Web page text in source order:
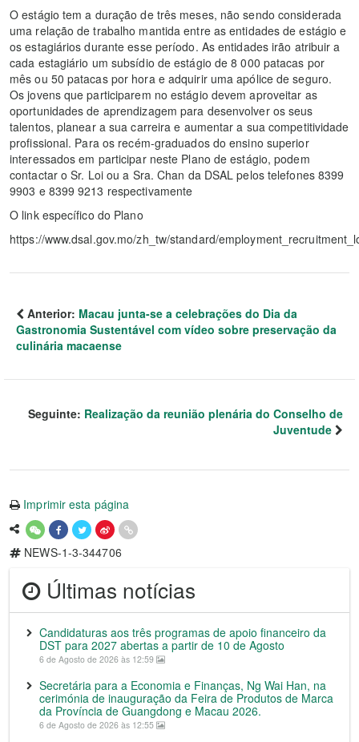
O estágio tem a duração de três meses, não sendo considerada
uma relação de trabalho mantida entre as entidades de estágio e
os estagiários durante esse período. As entidades irão atribuir a
cada estagiário um subsídio de estágio de 8 000 patacas por
mês ou 50 patacas por hora e adquirir uma apólice de seguro.
Os jovens que participarem no estágio devem aproveitar as
oportunidades de aprendizagem para desenvolver os seus
talentos, planear a sua carreira e aumentar a sua competitividade
profissional. Para os recém-graduados do ensino superior
interessados ​​em participar neste Plano de estágio, podem
contactar o Sr. Loi ou a Sra. Chan da DSAL pelos telefones 8399
9903 e 8399 9213 respectivamente
O link específico do Plano
https://www.dsal.gov.mo/zh_tw/standard/
Anterior: Macau junta-se a celebrações do Dia da
Gastronomia Sustentável com vídeo sobre preservação da
culinária macaense
Seguinte: Realização da reunião plenária do Conselho de
Juventude
Imprimir esta página
NEWS-1-3-344706
Últimas notícias
Candidaturas aos três programas de apoio financeiro da
DST para 2027 abertas a partir de 10 de Agosto
6 de Agosto de 2026 às 12:59
Secretária para a Economia e Finanças, Ng Wai Han, na
cerimónia de inauguração da Feira de Produtos de Marca
da Província de Guangdong e Macau 2026.
6 de Agosto de 2026 às 12:55